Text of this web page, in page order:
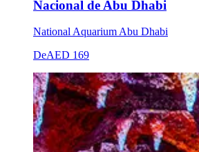
Nacional de Abu Dhabi
National Aquarium Abu Dhabi
DeAED 169